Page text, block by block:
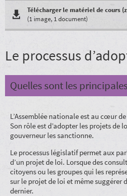
Télécharger le matériel de cours
(1 image, 1 document)
Le processus
Quelles sont les
L’Assemblée nationale est au cœur
Son rôle est d’adopter les projets de
gouverneur les sanctionne.
Le processus législatif permet aux
d’un projet de loi. Lorsque des
citoyens ou les groupes qui les
sur le projet de loi et même suggérer
dernier.